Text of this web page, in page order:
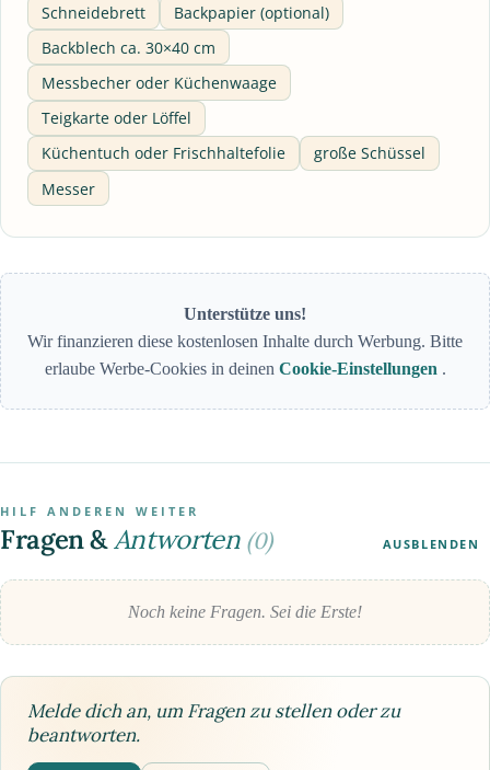
Schneidebrett
Backpapier (optional)
Backblech ca. 30×40 cm
Messbecher oder Küchenwaage
Teigkarte oder Löffel
Küchentuch oder Frischhaltefolie
große Schüssel
Messer
Unterstütze uns!
Wir finanzieren diese kostenlosen Inhalte durch Werbung. Bitte
erlaube Werbe-Cookies in deinen Cookie-Einstellungen .
HILF ANDEREN WEITER
Fragen &Antworten (0) AUSBLENDEN
Noch keine Fragen. Sei die Erste!
Melde dich an, um Fragen zu stellen oder zu
beantworten.